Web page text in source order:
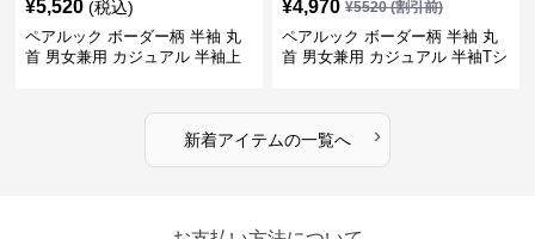
¥5,520 (税込)
ペアルック ボーダー柄 半袖 丸
首 男女兼用 カジュアル 半袖上
¥4,970 ¥5520(割引前)
ペアルック ボーダー柄 半袖 丸
首 男女兼用 カジュアル 半袖Tシ
新着アイテムの一覧へ ›